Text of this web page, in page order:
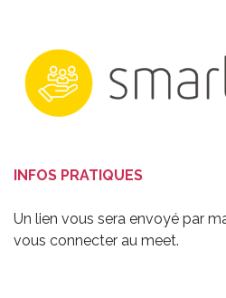
INFOS PRATIQUES
Un lien vous sera envoyé par
vous connecter au meet.